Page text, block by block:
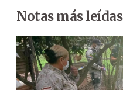
Notas más leídas